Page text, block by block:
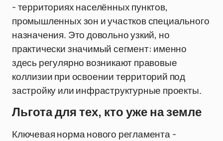
- территориях населённых пунктов,
промышленных зон и участков специального
назначения. Это довольно узкий, но
практически значимый сегмент: именно
здесь регулярно возникают правовые
коллизии при освоении территорий под
застройку или инфраструктурные проекты.
Льгота для тех, кто уже на земле
Ключевая норма нового регламента -